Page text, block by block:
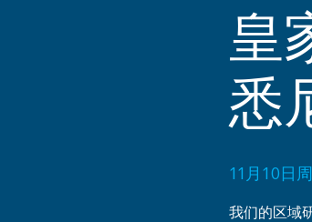
皇
悉
11月10日
我们的区域